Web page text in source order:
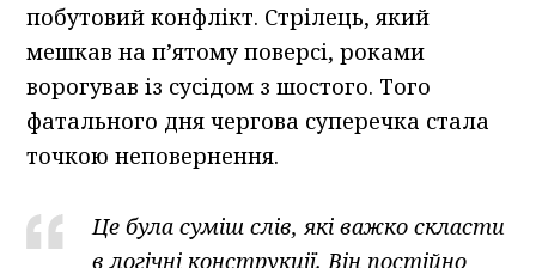
побутовий конфлікт. Стрілець, який
мешкав на п’ятому поверсі, роками
ворогував із сусідом з шостого. Того
фатального дня чергова суперечка стала
точкою неповернення.
Це була суміш слів, які важко скласти
в логічні конструкції. Він постійно